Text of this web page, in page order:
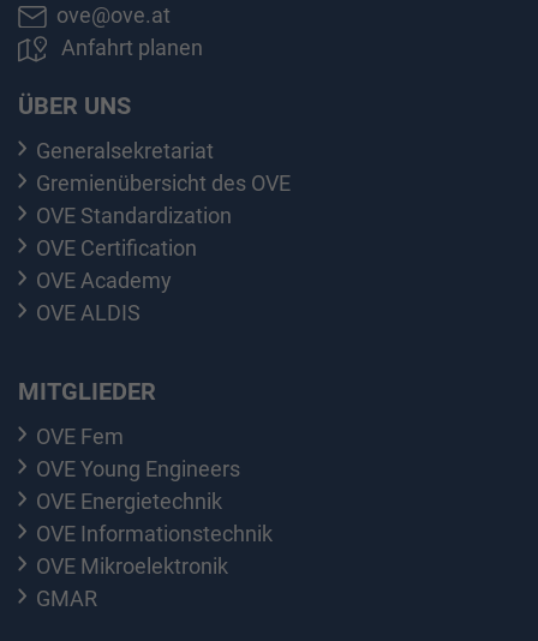
ove@ove.at
Anfahrt planen
ÜBER UNS
Generalsekretariat
Gremienübersicht des OVE
OVE Standardization
OVE Certification
OVE Academy
OVE ALDIS
MITGLIEDER
OVE Fem
OVE Young Engineers
OVE Energietechnik
OVE Informationstechnik
OVE Mikroelektronik
GMAR